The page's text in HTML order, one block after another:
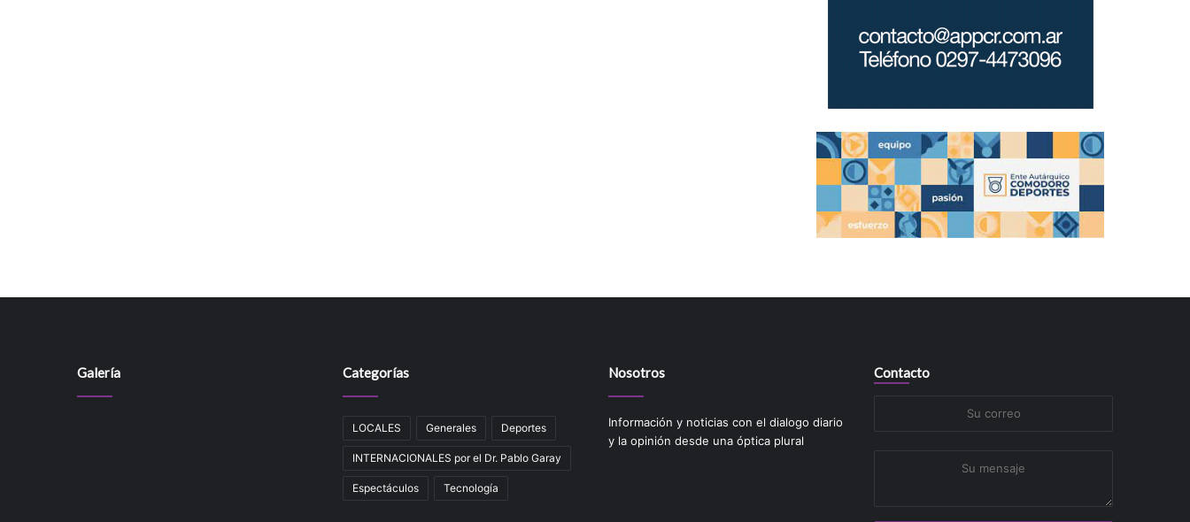
Galería Categorías
LOCALES Generales Deportes
INTERNACIONALES por el Dr. Pablo Garay
Espectáculos Tecnologí­a
Nosotros
Información y noticias con el dialogo diario
y la opinión desde una óptica plural
Contacto